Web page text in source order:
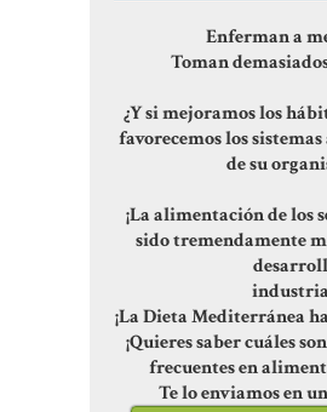
Enferman a
Toman
¿Y si mejoramos los
favorecemos los sistemas
de su
¡La alimentación de los
sido tremendamente
¡La Dieta Mediterránea
¡Quieres saber cuáles
frecuentes en
Te lo enviamos en